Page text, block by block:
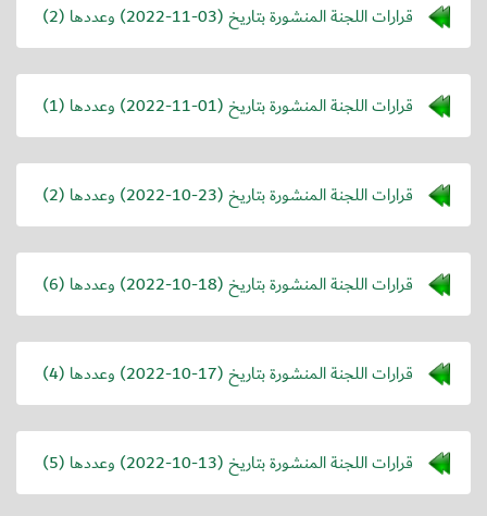
قرارات اللجنة المنشورة بتاريخ (2022-11-03) وعددها (2)
قرارات اللجنة المنشورة بتاريخ (2022-11-01) وعددها (1)
قرارات اللجنة المنشورة بتاريخ (2022-10-23) وعددها (2)
قرارات اللجنة المنشورة بتاريخ (2022-10-18) وعددها (6)
قرارات اللجنة المنشورة بتاريخ (2022-10-17) وعددها (4)
قرارات اللجنة المنشورة بتاريخ (2022-10-13) وعددها (5)